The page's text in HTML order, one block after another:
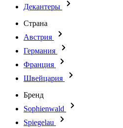
Декантеры
Страна
Австрия
Германия
Франция
Швейцария
Бренд
Sophienwald
Spiegelau